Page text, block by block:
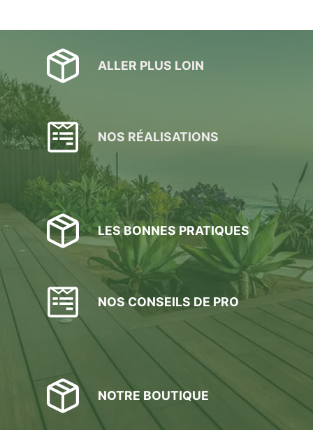
ALLER PLUS LOIN
NOS RÉALISATIONS
LES BONNES PRATIQUES
NOS CONSEILS DE PRO
NOTRE BOUTIQUE